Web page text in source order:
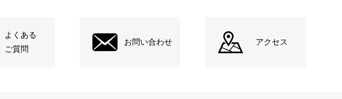
よくある
ご質問
お問い合わせ アクセス